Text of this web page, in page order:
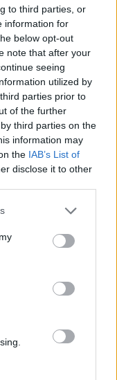
to third parties, or
information for
below opt-out
note that after your
seeing
utilized by
parties prior to
of the further
third parties on the
information may
the IAB’s List of
disclose it to other
or more Google
You may click to
party tags to
in below Google
számos
otthont,
meg az egyik
hatósági
idején,
teljes
ki. Egy
a
azaz az
ritkán
a falai között.